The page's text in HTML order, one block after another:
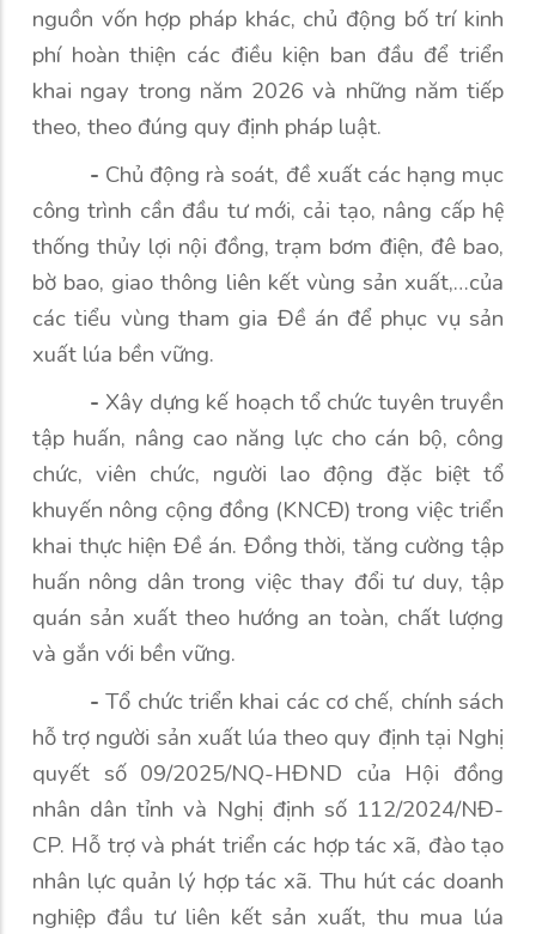
nguồn vốn hợp pháp khác, chủ động bố trí kinh
phí hoàn thiện các điều kiện ban đầu để triển
khai ngay trong năm 2026 và những năm tiếp
theo, theo đúng quy định pháp luật.
- Chủ động rà soát, đề xuất các hạng mục
công trình cần đầu tư mới, cải tạo, nâng cấp hệ
thống thủy lợi nội đồng, trạm bơm điện, đê bao,
bờ bao, giao thông liên kết vùng sản xuất,…của
các tiểu vùng tham gia Đề án để phục vụ sản
xuất lúa bền vững.
-Xây dựng kế hoạch tổ chức tuyên truyền
tập huấn, nâng cao năng lực cho cán bộ, công
chức, viên chức, người lao động đặc biệt tổ
khuyến nông cộng đồng (KNCĐ) trong việc triển
khai thực hiện Đề án. Đồng thời, tăng cường tập
huấn nông dân trong việc thay đổi tư duy, tập
quán sản xuất theo hướng an toàn, chất lượng
và gắn với bền vững.
-Tổ chức triển khai các cơ chế, chính sách
hỗ trợ người sản xuất lúa theo quy định tại Nghị
quyết số 09/2025/NQ-HĐND của Hội đồng
nhân dân tỉnh và Nghị định số 112/2024/NĐ-
CP. Hỗ trợ và phát triển các hợp tác xã, đào tạo
nhân lực quản lý hợp tác xã. Thu hút các doanh
nghiệp đầu tư liên kết sản xuất, thu mua lúa